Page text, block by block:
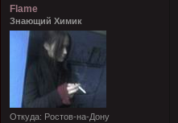
Flame
Знающий Химик
Откуда: Ростов-на-Дону